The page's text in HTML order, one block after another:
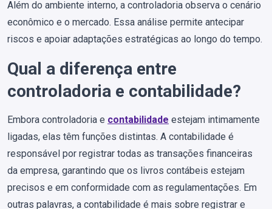
Além do ambiente interno, a controladoria observa o cenário
econômico e o mercado. Essa análise permite antecipar
riscos e apoiar adaptações estratégicas ao longo do tempo.
Qual a diferença entre
controladoria e contabilidade?
Embora controladoria e contabilidade estejam intimamente
ligadas, elas têm funções distintas. A contabilidade é
responsável por registrar todas as transações financeiras
da empresa, garantindo que os livros contábeis estejam
precisos e em conformidade com as regulamentações. Em
outras palavras, a contabilidade é mais sobre registrar e